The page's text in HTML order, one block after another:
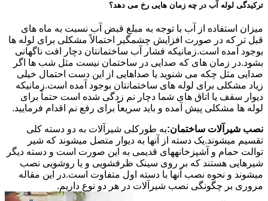
ترکیدگی لوله آب در چه زمان هایی رخ می دهد؟
میزان استفاده از آب با توجه به مبلغ قبض آب نسبت به ماه های
قبل تر که در صورت افزایش چشمگیر احتمالاً مشکلی برای لوله ها
بوجود آمده است.زمانیکه فشار آب ساختمانتان دچار افت ناگهانی
بشود.در زمان های که صدایی در ساختمان نیست مثل شب ها اگر
صدایی مثل چکه می شنوید یا صداهایی از این دست احتمال خیلی
زیاد مشکلی برای لوله های ساختمانتان بوجود آمده است.زمانیکه
دیوار سقف یا اتاق های شما دچار نم زدگی شده است حتماً برای
لوله ها مشکلی پیش آمده و باید سریعاً برای رفع نم اقدام فرمایید.
نصب شیرآلات ساختمان:به طورکلی شیرآلات به دو دسته کلی
تقسیم میشوند.یک دسته از آنها به دیوار متصل میشوند که شیر
توالت حمام و آشپزخانههای قدیمی به این صورت است و دسته دیگر
شیرهایی هستند که بر روی سینک ظرفشویی و یا روشویی نصب
میشوند و نحوه نصب آنها با دسته اول متفاوت است.در این مقاله
مروری بر چگونگی نصب شیرآلات در هر دو نوع داریم.